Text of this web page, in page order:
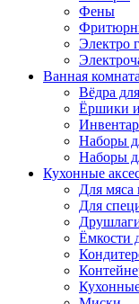
Фены
Электро
Ванная
Вёдра
Ёршики и
Наборы
Наборы
Кухонные
Для мяса
Для
Ёмкости